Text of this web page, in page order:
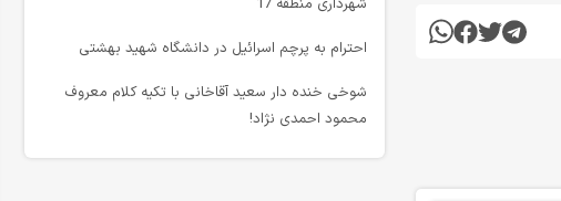
شهرداری منطقه 17
احترام به پرچم اسرائیل در دانشگاه شهید بهشتی
شوخی خنده دار سعید آقاخانی با تکیه کلام معروف
محمود احمدی نژاد!